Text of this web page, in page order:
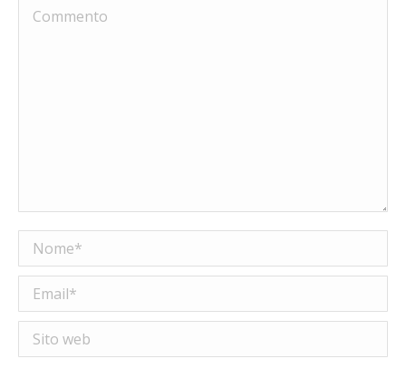
Commento
Nome *
Email *
Sito web